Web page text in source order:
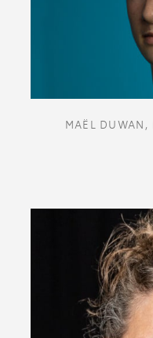
MAËL DUWAN,